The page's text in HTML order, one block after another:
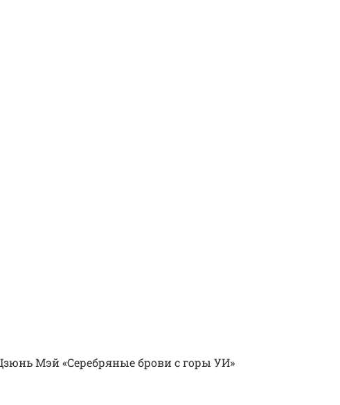
Мэй «Серебряные брови с горы УИ»